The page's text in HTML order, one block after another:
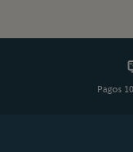
Pagos